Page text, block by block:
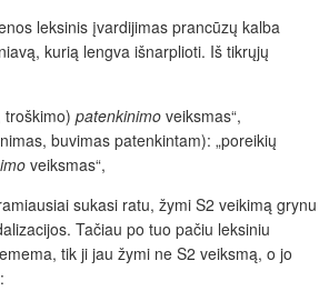
leksinis įvardijimas prancūzų kalba
kurią lengva išnarplioti. Iš tikrųjų
troškimo) patenkinimo veiksmas“,
buvimas patenkintam): „poreikių
veiksmas“,
sukasi ratu, žymi S2 veikimą grynu
Tačiau po tuo pačiu leksiniu
tik ji jau žymi ne S2 veiksmą, o jo